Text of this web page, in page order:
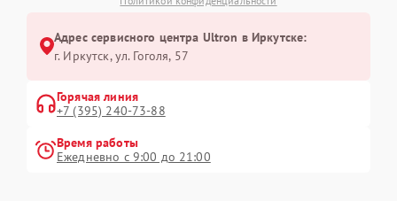
Адрес сервисного центра Ultron в Иркутске:
г. Иркутск, ул. ​Гоголя, 57
Горячая линия
+7 (395) 240-73-88
Время работы
Ежедневно с 9:00 до 21:00